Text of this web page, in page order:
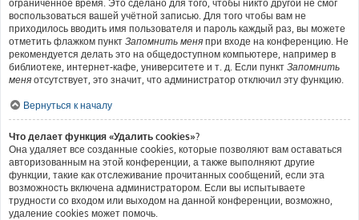
ограниченное время. Это сделано для того, чтобы никто другой не смог
воспользоваться вашей учётной записью. Для того чтобы вам не
приходилось вводить имя пользователя и пароль каждый раз, вы можете
отметить флажком пункт Запомнить меня при входе на конференцию. Не
рекомендуется делать это на общедоступном компьютере, например в
библиотеке, интернет-кафе, университете и т. д. Если пункт Запомнить
меня отсутствует, это значит, что администратор отключил эту функцию.
Вернуться к началу
Что делает функция «Удалить cookies»?
Она удаляет все созданные cookies, которые позволяют вам оставаться
авторизованным на этой конференции, а также выполняют другие
функции, такие как отслеживание прочитанных сообщений, если эта
возможность включена администратором. Если вы испытываете
трудности со входом или выходом на данной конференции, возможно,
удаление cookies может помочь.